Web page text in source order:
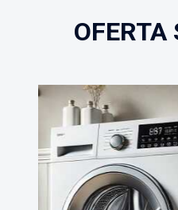
OFERTA